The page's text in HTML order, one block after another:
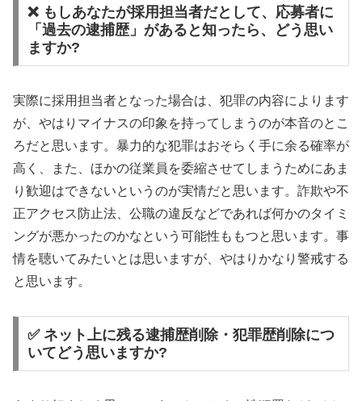
❌ もしあなたが採用担当者だとして、応募者に
「過去の逮捕歴」があると知ったら、どう思い
ますか?
実際に採用担当者となった場合は、犯罪の内容によります
が、やはりマイナスの印象を持ってしまうのが本音のとこ
ろだと思います。暴力的な犯罪はおそらく手に余る確率が
高く、また、ほかの従業員を委縮させてしまうためにあま
り歓迎はできないというのが実情だと思います。詐欺や不
正アクセス防止法、公職の違反などであれば何かのタイミ
ングが悪かったのかなという可能性ももつと思います。事
情を聴いてみたいとは思いますが、やはりかなり警戒する
と思います。
✅ ネット上に残る逮捕歴削除・犯罪歴削除につ
いてどう思いますか?